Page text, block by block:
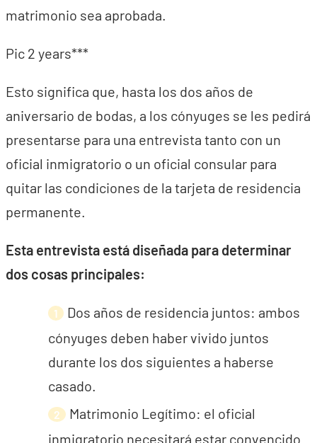
matrimonio sea aprobada.
Pic 2 years***
Esto significa que, hasta los dos años de
aniversario de bodas, a los cónyuges se les pedirá
presentarse para una entrevista tanto con un
oficial inmigratorio o un oficial consular para
quitar las condiciones de la tarjeta de residencia
permanente.
Esta entrevista está diseñada para determinar
dos cosas principales:
Dos años de residencia juntos: ambos
cónyuges deben haber vivido juntos
durante los dos siguientes a haberse
casado.
Matrimonio Legítimo: el oficial
inmigratorio necesitará estar convencido